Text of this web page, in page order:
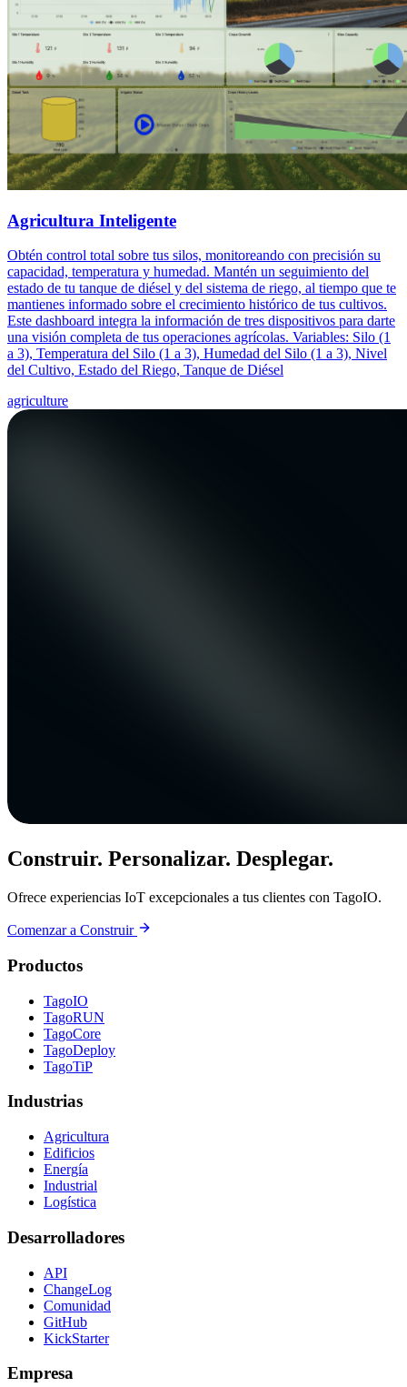
Agricultura Inteligente
Obtén control total sobre tus silos, monitoreando con precisión su
capacidad, temperatura y humedad. Mantén un seguimiento del
estado de tu tanque de diésel y del sistema de riego, al tiempo que te
mantienes informado sobre el crecimiento histórico de tus cultivos.
Este dashboard integra la información de tres dispositivos para darte
una visión completa de tus operaciones agrícolas. Variables: Silo (1
a 3), Temperatura del Silo (1 a 3), Humedad del Silo (1 a 3), Nivel
del Cultivo, Estado del Riego, Tanque de Diésel
agriculture
Construir. Personalizar. Desplegar.
Ofrece experiencias IoT excepcionales a tus clientes con TagoIO.
Comenzar a Construir
Productos
TagoIO
TagoRUN
TagoCore
TagoDeploy
TagoTiP
Industrias
Agricultura
Edificios
Energía
Industrial
Logística
Desarrolladores
API
ChangeLog
Comunidad
GitHub
KickStarter
Empresa